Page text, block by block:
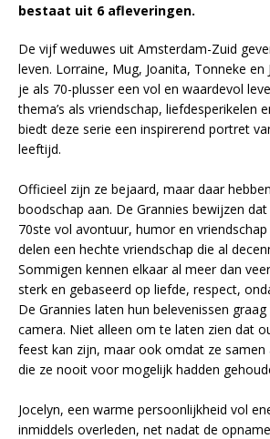
bestaat uit 6 afleveringen.
De vijf weduwes uit Amsterdam-Zuid
leven. Lorraine, Mug, Joanita, Tonneke en
je als 70-plusser een vol en waardevol
thema’s als vriendschap, liefdesperikelen
biedt deze serie een inspirerend portret
leeftijd.
Officieel zijn ze bejaard, maar daar
boodschap aan. De Grannies bewijzen
70ste vol avontuur, humor en vriendschap
delen een hechte vriendschap die al
Sommigen kennen elkaar al meer dan
sterk en gebaseerd op liefde, respect,
De Grannies laten hun belevenissen
camera. Niet alleen om te laten zien dat
feest kan zijn, maar ook omdat ze samen
die ze nooit voor mogelijk hadden
Jocelyn, een warme persoonlijkheid vol
inmiddels overleden, net nadat de